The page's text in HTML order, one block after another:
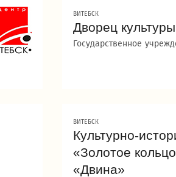
ВИТЕБСК
Дворец
Государственное
ВИТЕБСК
Культурно-
«Золотое
«Двина»